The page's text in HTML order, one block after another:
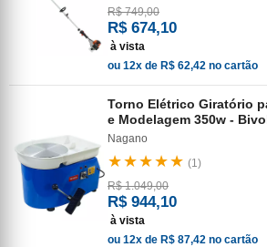
R$ 749,00
R$ 674,10
à vista
ou 12x de R$ 62,42 no cartão
Torno Elétrico Giratório
e Modelagem 350w -
Nagano
★★★★★ (1)
R$ 1.049,00
R$ 944,10
à vista
ou 12x de R$ 87,42 no cartão